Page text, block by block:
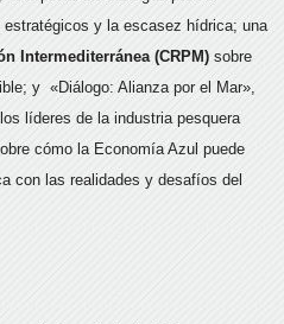
y la escasez hídrica; una
Intermediterránea (CRPM) sobre
y «Diálogo: Alianza por el Mar»,
líderes de la industria pesquera
cómo la Economía Azul puede
con las realidades y desafíos del